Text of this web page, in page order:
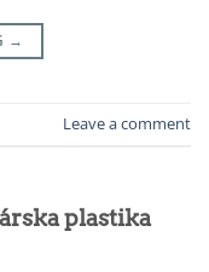
→
Leave a comment
plastika